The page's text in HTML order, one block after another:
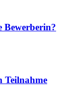
Bewerberin?
Teilnahme